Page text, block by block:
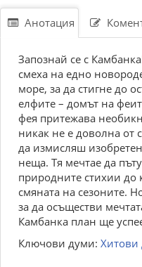
Анотация
Запознай се с
смеха на едно
море, за да стигне до
елфите – домът на
фея притежава
никак не е доволна от
да измисляш
неща. Тя мечтае да
природните стихии до
смяната на сезоните.
за да осъществи
Камбанка план ще
Ключови думи: Хитови